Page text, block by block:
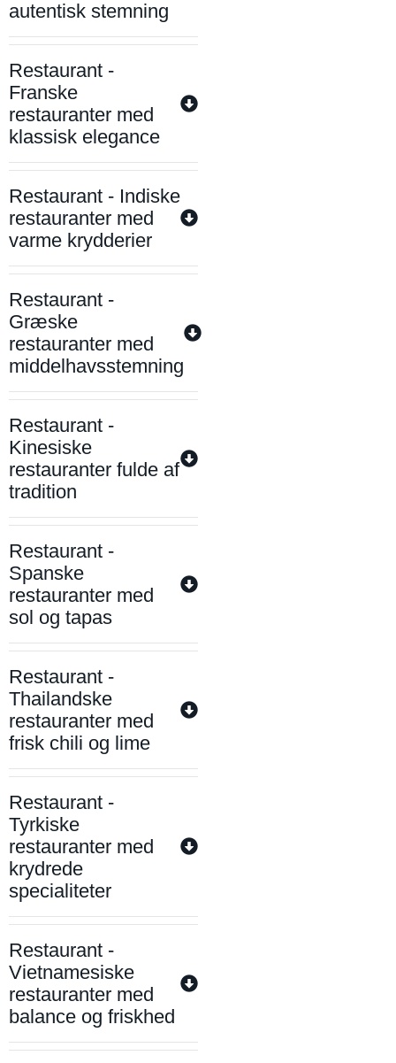
autentisk stemning
Restaurant -
Franske
restauranter med
klassisk elegance
Restaurant - Indiske
restauranter med
varme krydderier
Restaurant -
Græske
restauranter med
middelhavsstemning
Restaurant -
Kinesiske
restauranter fulde af
tradition
Restaurant -
Spanske
restauranter med
sol og tapas
Restaurant -
Thailandske
restauranter med
frisk chili og lime
Restaurant -
Tyrkiske
restauranter med
krydrede
specialiteter
Restaurant -
Vietnamesiske
restauranter med
balance og friskhed